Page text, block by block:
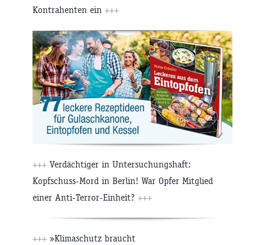
Kontrahenten ein +++
+++ Verdächtiger in Untersuchungshaft:
Kopfschuss-Mord in Berlin! War Opfer Mitglied
einer Anti-Terror-Einheit? +++
+++ »Klimaschutz braucht